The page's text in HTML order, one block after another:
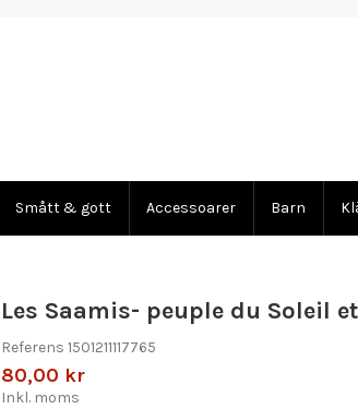
Smått & gott Accessoarer Barn
Les Saamis- peuple du Soleil
Referens 1501211117765
80,00 kr
Inkl. moms